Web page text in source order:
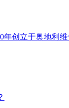
创立于奥地利